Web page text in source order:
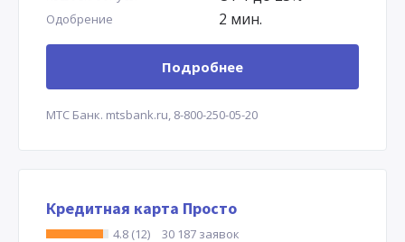
Одобрение 2 мин.
Подробнее
МТС Банк. mtsbank.ru, 8-800-250-05-20
Кредитная карта Просто
4.8 (12) 30 187 заявок